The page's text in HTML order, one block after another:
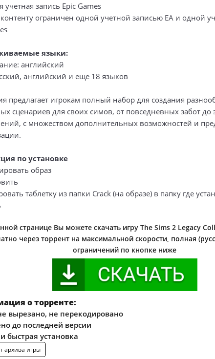
учетная запись Epic Games
контенту ограничен одной учетной записью EA и одной
языки:
английский
английский и еще 18 языков
предлагает игрокам полный набор для создания
сценариев для своих симов, от повседневных забот до
с множеством дополнительных возможностей и
по установке
образ
таблетку из папки Crack (на образе) в папку где
странице Вы можете скачать игру The Sims 2 Legacy
через торрент на максимальной скорости, полная
ограничений по кнопке ниже
о торренте:
вырезано, не перекодировано
до последней версии
быстрая установка
архива игры